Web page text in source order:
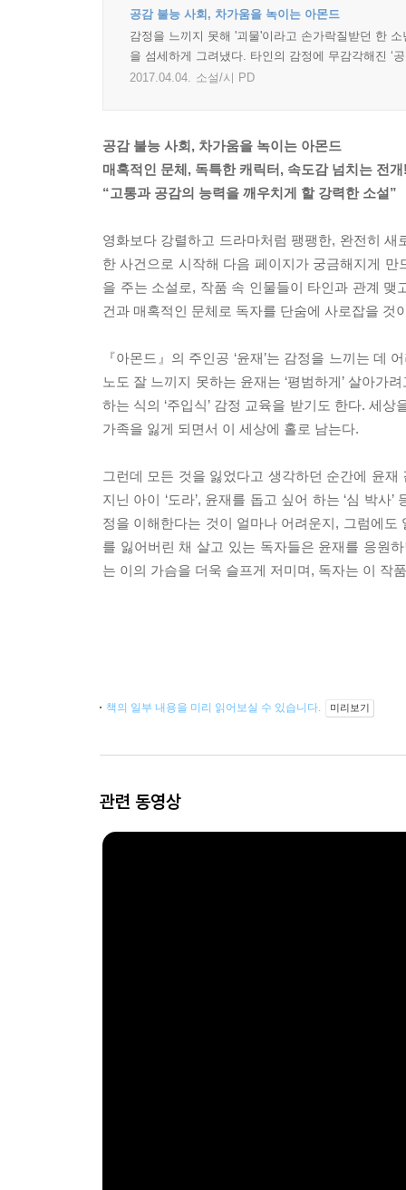
공감 불능 사회, 차가움을 녹이는 아몬드
감정을 느끼지 못해 '괴물'이라고 손가락질받던 한
을 섬세하게 그려냈다. 타인의 감정에 무감각해진 ‘
2017.04.04.
소설/시 PD
공감 불능 사회, 차가움을 녹이는 아몬드
매혹적인 문체, 독특한 캐릭터, 속도감 넘치는 전
“고통과 공감의 능력을 깨우치게 할 강력한 소설”
영화보다 강렬하고 드라마처럼 팽팽한, 완전히 새
한 사건으로 시작해 다음 페이지가 궁금해지게 만
을 주는 소설로, 작품 속 인물들이 타인과 관계
건과 매혹적인 문체로 독자를 단숨에 사로잡을 것
『아몬드』의 주인공 ‘윤재’는 감정을 느끼는
노도 잘 느끼지 못하는 윤재는 ‘평범하게’ 살아가
하는 식의 ‘주입식’ 감정 교육을 받기도 한다. 세
가족을 잃게 되면서 이 세상에 홀로 남는다.
그런데 모든 것을 잃었다고 생각하던 순간에 윤재
지닌 아이 ‘도라’, 윤재를 돕고 싶어 하는 ‘심 박
정을 이해한다는 것이 얼마나 어려운지, 그럼에
를 잃어버린 채 살고 있는 독자들은 윤재를 응원
는 이의 가슴을 더욱 슬프게 저미며, 독자는 이 작
책의 일부 내용을 미리 읽어보실 수 있습니다. 미리보기
관련 동영상